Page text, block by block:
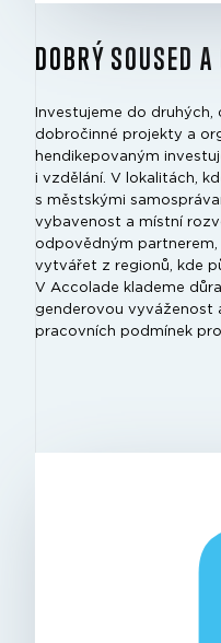
DOBRÝ SOUSED
Investujeme do
dobročinné projekty a
hendikepovaným
i vzdělání. V lokalitách,
s městskými
vybavenost a místní
odpovědným
vytvářet z regionů, kde
V Accolade klademe
genderovou vyváženost
pracovních podmínek